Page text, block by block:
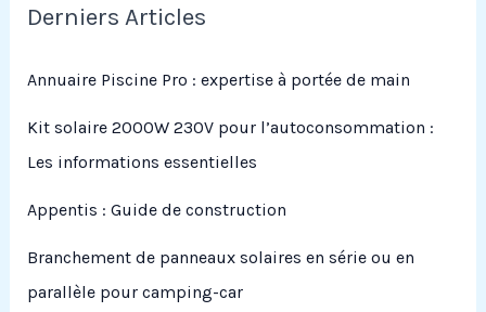
Derniers Articles
Annuaire Piscine Pro : expertise à portée de main
Kit solaire 2000W 230V pour l’autoconsommation :
Les informations essentielles
Appentis : Guide de construction
Branchement de panneaux solaires en série ou en
parallèle pour camping-car